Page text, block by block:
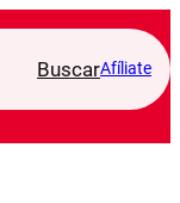
BuscarAfíliate